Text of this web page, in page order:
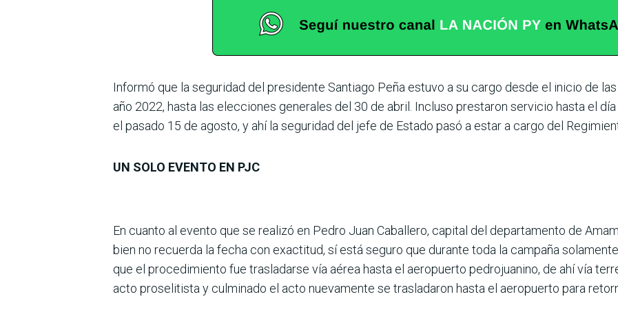
Informó que la seguridad del presidente Santiago Peña estuvo a su cargo desde el inicio de
año 2022, hasta las elecciones generales del 30 de abril. Incluso prestaron servicio hasta el
el pasado 15 de agosto, y ahí la seguridad del jefe de Estado pasó a estar a cargo del
UN SOLO EVENTO EN PJC
En cuanto al evento que se realizó en Pedro Juan Caballero, capital del departamento de
bien no recuerda la fecha con exactitud, sí está seguro que durante toda la campaña
que el procedimiento fue trasladarse vía aérea hasta el aeropuerto pedrojuanino, de ahí vía
acto proselitista y culminado el acto nuevamente se trasladaron hasta el aeropuerto para